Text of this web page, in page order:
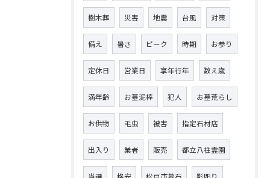
樹木葬 災害 地震 台風 対策
備え 暑さ ピーク 時期 お参り
定休日 営業日 享年行年 数え歳
満年齢 お墓泥棒 犯人 お墓荒らし
お供物 毛虫 被害 指定石材店
出入り 業者 販売 都立八柱霊園